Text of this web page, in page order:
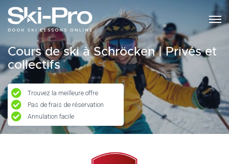
Cours de ski à Schröcken | Privés et
collectifs
Trouvez la meilleure offre
Pas de frais de réservation
Annulation facile